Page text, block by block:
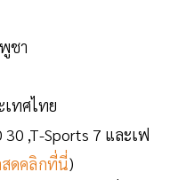
ชา
เทศไทย
,T-Sports 7 และเฟ
ดคลิกที่นี่)